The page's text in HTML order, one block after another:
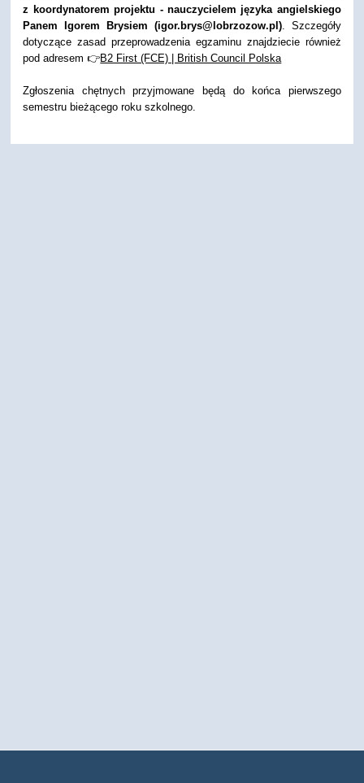
z koordynatorem projektu - nauczycielem języka angielskiego
Panem Igorem Brysiem (igor.brys@lobrzozow.pl). Szczegóły
dotyczące zasad przeprowadzenia egzaminu znajdziecie również
pod adresem 👉B2 First (FCE) | British Council Polska
Zgłoszenia chętnych przyjmowane będą do końca pierwszego
semestru bieżącego roku szkolnego.